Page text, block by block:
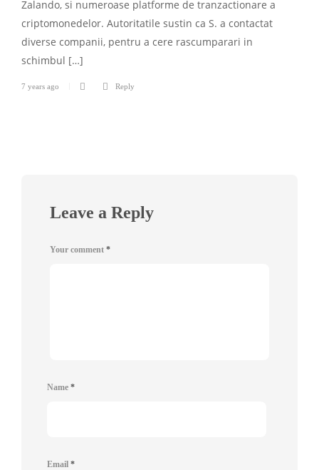
Zalando, si numeroase platforme de tranzactionare a
criptomonedelor. Autoritatile sustin ca S. a contactat
diverse companii, pentru a cere rascumparari in
schimbul […]
7 years ago Reply
Leave a Reply
Your comment *
Name *
Email *